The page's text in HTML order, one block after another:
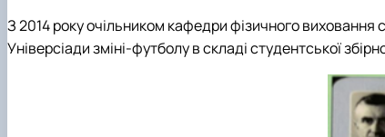
З 2014 року очільником кафедри фізичного виховання
Універсіади зміні-футболу в складі студентської